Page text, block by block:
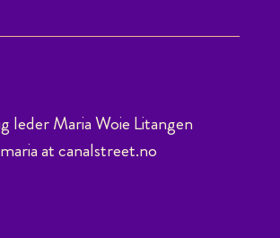
leder Maria Woie Litangen
maria at canalstreet.no